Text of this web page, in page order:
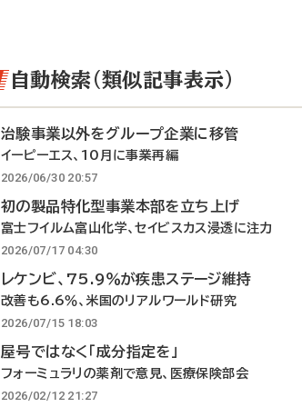
自動検索（類似記事表示）
治験事業以外をグループ企業に移管
イーピーエス、10月に事業再編
2026/06/30 20:57
初の製品特化型事業本部を立ち上げ
富士フイルム富山化学、セイビスカス浸透に注力
2026/07/17 04:30
レケンビ、75.9％が疾患ステージ維持
改善も6.6％、米国のリアルワールド研究
2026/07/15 18:03
屋号ではなく「成分指定を」
フォーミュラリの薬剤で意見、医療保険部会
2026/02/12 21:27